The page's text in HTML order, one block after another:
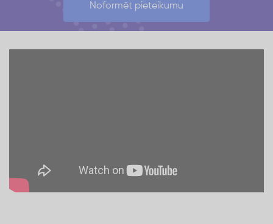
Noformēt pieteikumu